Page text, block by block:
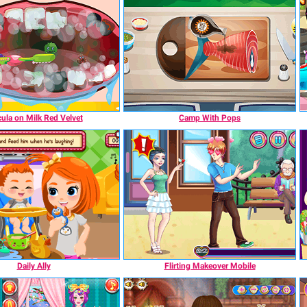
on Milk Red Velvet Camp With Pops
Daily Ally Flirting Makeover Mobile